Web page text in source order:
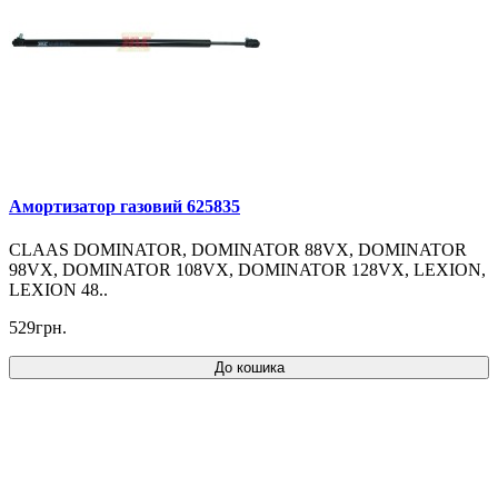
Амортизатор газовий 625835
CLAAS DOMINATOR, DOMINATOR 88VX, DOMINATOR
98VX, DOMINATOR 108VX, DOMINATOR 128VX, LEXION,
LEXION 48..
529грн.
До кошика